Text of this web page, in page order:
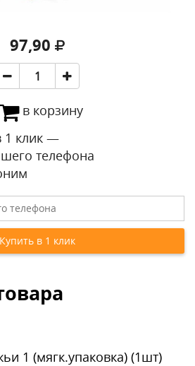
97,90
в корзину
1 клик —
телефона
1 (мягк.упаковка) (1шт)